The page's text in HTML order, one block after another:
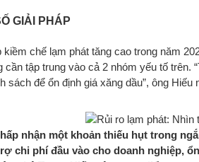
GIẢI PHÁP
kiềm chế lạm phát tăng cao trong năm
cần tập trung vào cả 2 nhóm yếu tố trên.
sách để ổn định giá xăng dầu”, ông Hiếu
nhận một khoản thiếu hụt trong
chi phí đầu vào cho doanh nghiệp,